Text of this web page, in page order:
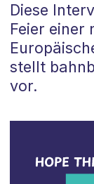
Diese
Feier einer
stellt
vor.